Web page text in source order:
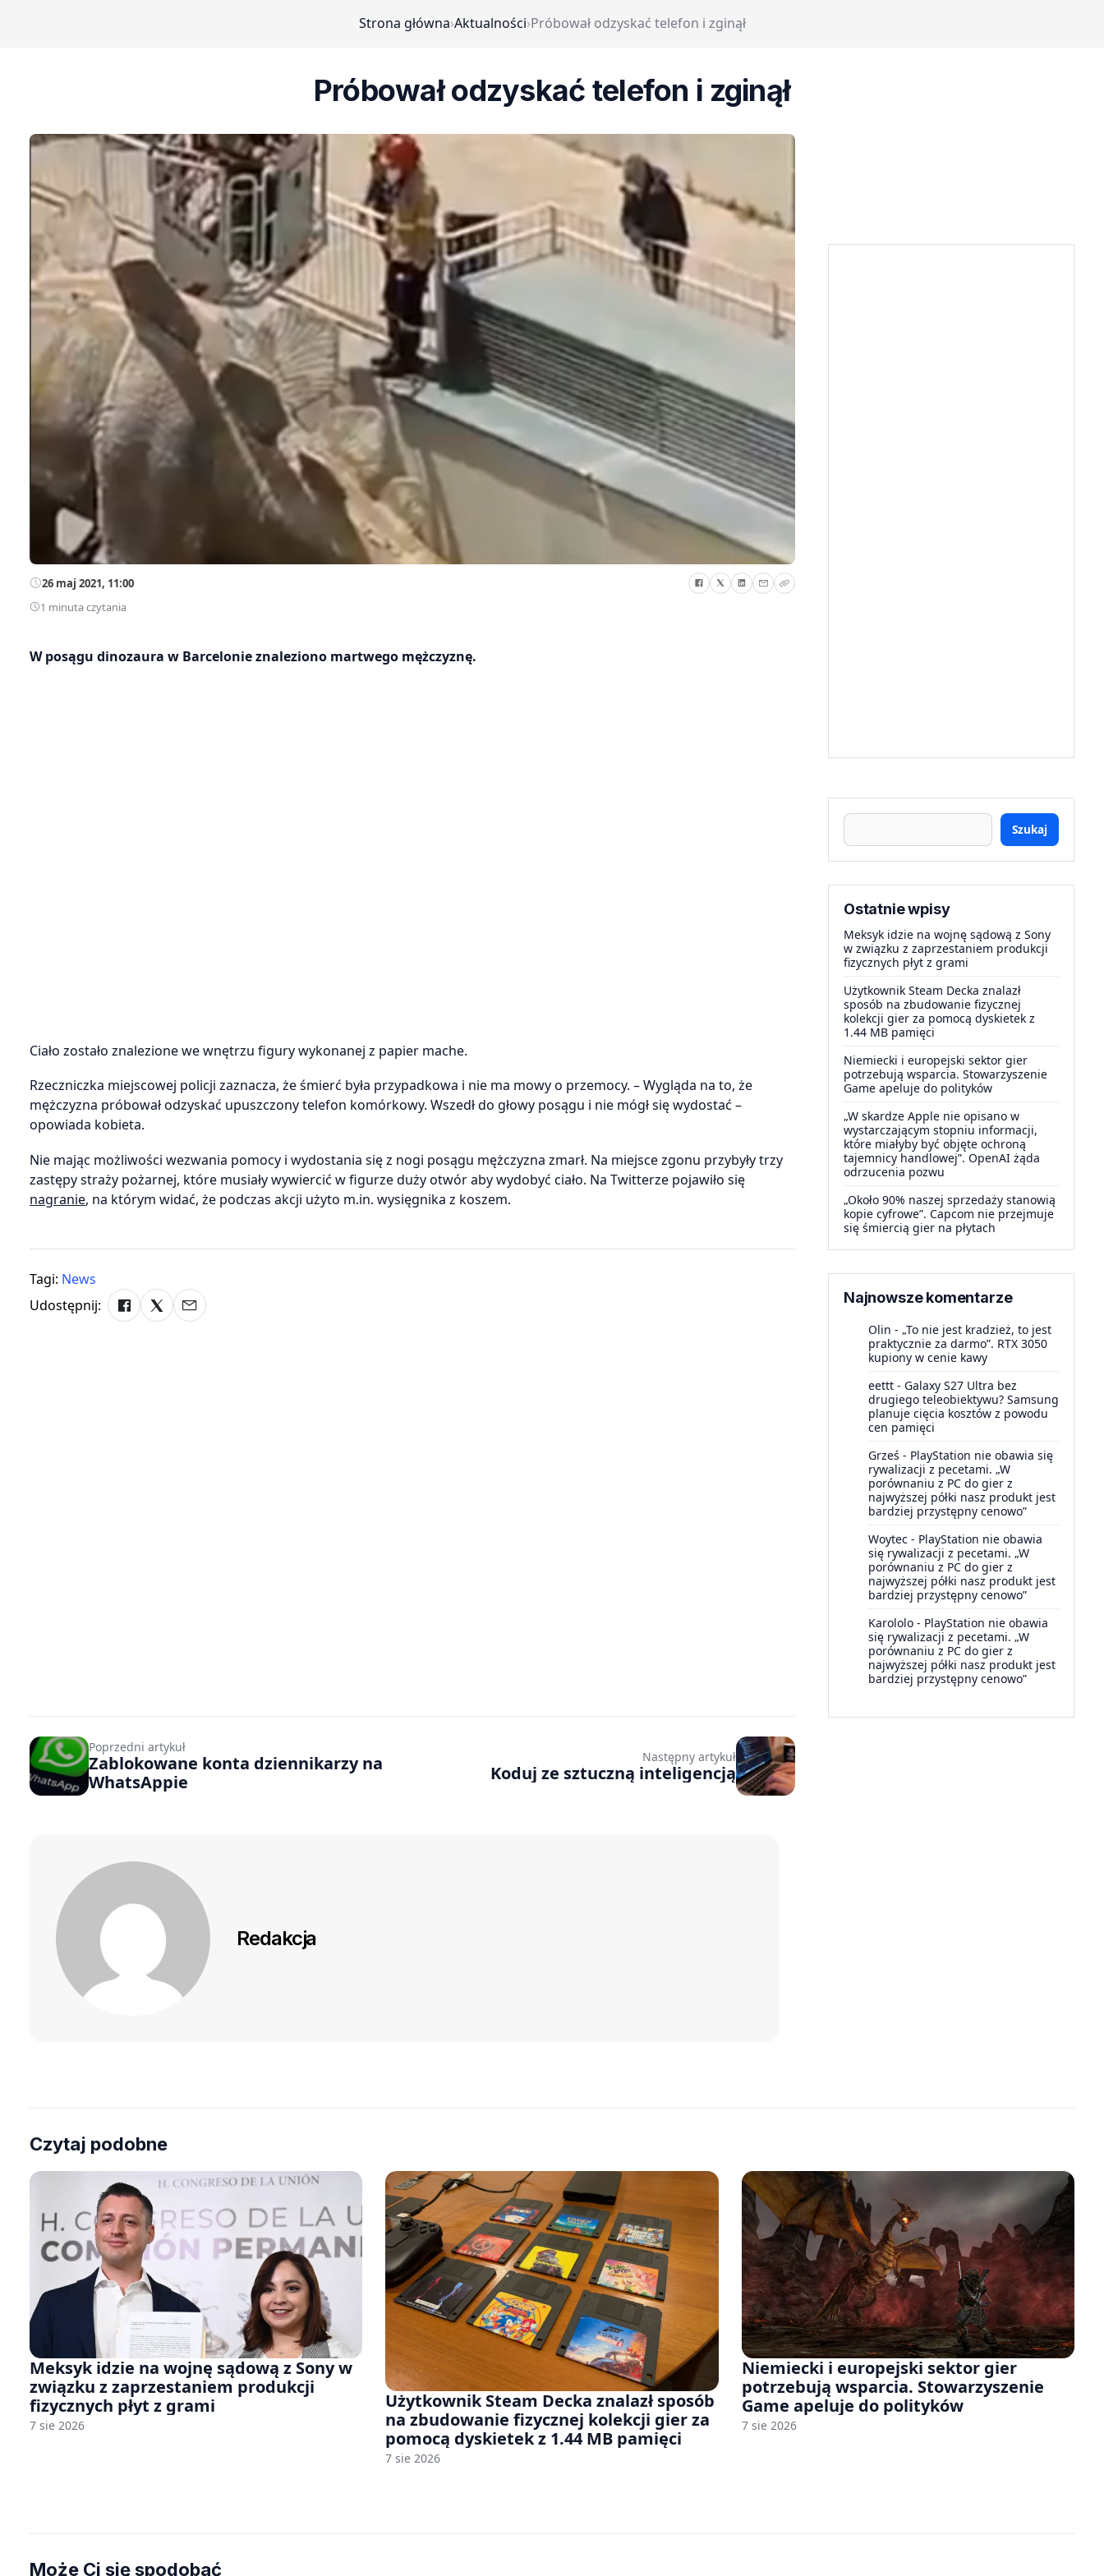
Strona główna›Aktualności›Próbował odzyskać telefon i zginął
Próbował odzyskać telefon i zginął
26 maj 2021, 11:00
1 minuta czytania
W posągu dinozaura w Barcelonie znaleziono martwego mężczyznę.
Ciało zostało znalezione we wnętrzu figury wykonanej z papier mache.
Rzeczniczka miejscowej policji zaznacza, że śmierć była przypadkowa i nie ma mowy o przemocy. – Wygląda na to, że
mężczyzna próbował odzyskać upuszczony telefon komórkowy. Wszedł do głowy posągu i nie mógł się wydostać –
opowiada kobieta.
Nie mając możliwości wezwania pomocy i wydostania się z nogi posągu mężczyzna zmarł. Na miejsce zgonu przybyły trzy
zastępy straży pożarnej, które musiały wywiercić w figurze duży otwór aby wydobyć ciało. Na Twitterze pojawiło się
nagranie, na którym widać, że podczas akcji użyto m.in. wysięgnika z koszem.
Tagi: News
Udostępnij:
Szukaj
Ostatnie wpisy
Meksyk idzie na wojnę sądową z Sony
w związku z zaprzestaniem produkcji
fizycznych płyt z grami
Użytkownik Steam Decka znalazł
sposób na zbudowanie fizycznej
kolekcji gier za pomocą dyskietek z
1.44 MB pamięci
Niemiecki i europejski sektor gier
potrzebują wsparcia. Stowarzyszenie
Game apeluje do polityków
„W skardze Apple nie opisano w
wystarczającym stopniu informacji,
które miałyby być objęte ochroną
tajemnicy handlowej”. OpenAI żąda
odrzucenia pozwu
„Około 90% naszej sprzedaży stanowią
kopie cyfrowe”. Capcom nie przejmuje
się śmiercią gier na płytach
Najnowsze komentarze
Olin - „To nie jest kradzież, to jest
praktycznie za darmo”. RTX 3050
kupiony w cenie kawy
eettt - Galaxy S27 Ultra bez
drugiego teleobiektywu? Samsung
planuje cięcia kosztów z powodu
cen pamięci
Grześ - PlayStation nie obawia się
rywalizacji z pecetami. „W
porównaniu z PC do gier z
najwyższej półki nasz produkt jest
bardziej przystępny cenowo”
Woytec - PlayStation nie obawia
się rywalizacji z pecetami. „W
porównaniu z PC do gier z
najwyższej półki nasz produkt jest
bardziej przystępny cenowo”
Karololo - PlayStation nie obawia
się rywalizacji z pecetami. „W
porównaniu z PC do gier z
najwyższej półki nasz produkt jest
bardziej przystępny cenowo”
Poprzedni artykuł
Zablokowane konta dziennikarzy na
WhatsAppie
Następny artykuł
Koduj ze sztuczną inteligencją
Redakcja
Czytaj podobne
Meksyk idzie na wojnę sądową z Sony w
związku z zaprzestaniem produkcji
fizycznych płyt z grami
7 sie 2026
Użytkownik Steam Decka znalazł sposób
na zbudowanie fizycznej kolekcji gier za
pomocą dyskietek z 1.44 MB pamięci
7 sie 2026
Niemiecki i europejski sektor gier
potrzebują wsparcia. Stowarzyszenie
Game apeluje do polityków
7 sie 2026
Może Ci się spodobać